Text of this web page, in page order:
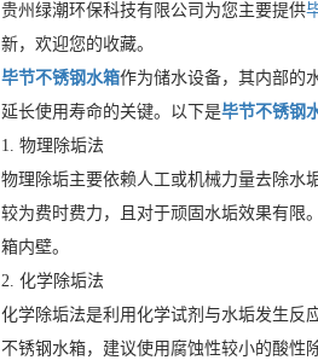
贵州绿潮环保科技有限公司为您主要提供
新，欢迎您的收藏。
毕节不锈钢水箱作为储水设备，其内部的
延长使用寿命的关键。以下是毕节不锈钢
1. 物理除垢法
物理除垢主要依赖人工或机械力量去除水
较为费时费力，且对于顽固水垢效果有限
箱内壁。
2. 化学除垢法
化学除垢法是利用化学试剂与水垢发生反
不锈钢水箱，建议使用腐蚀性较小的酸性